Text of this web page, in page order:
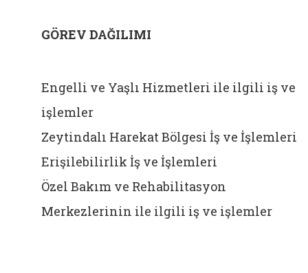
GÖREV DAĞILIMI
Engelli ve Yaşlı Hizmetleri ile ilgili iş ve
işlemler
Zeytindalı Harekat Bölgesi İş ve İşlemleri
Erişilebilirlik İş ve İşlemleri
Özel Bakım ve Rehabilitasyon
Merkezlerinin ile ilgili iş ve işlemler